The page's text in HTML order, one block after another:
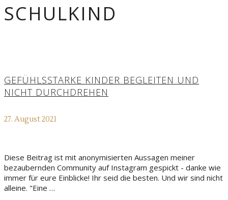
SCHULKIND
GEFÜHLSSTARKE KINDER BEGLEITEN UND
NICHT DURCHDREHEN
27. August 2021
Diese Beitrag ist mit anonymisierten Aussagen meiner
bezaubernden Community auf Instagram gespickt - danke wie
immer für eure Einblicke! Ihr seid die besten. Und wir sind nicht
alleine. "Eine …